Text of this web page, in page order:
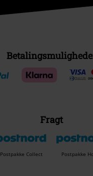
Fragt
Postpakke Collect Postpakke